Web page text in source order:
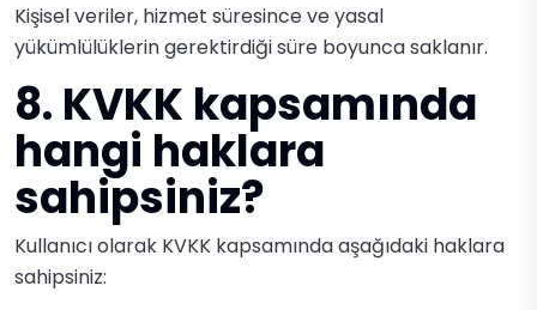
Kişisel veriler, hizmet süresince ve yasal
yükümlülüklerin gerektirdiği süre boyunca saklanır.
8. KVKK kapsamında
hangi haklara
sahipsiniz?
Kullanıcı olarak KVKK kapsamında aşağıdaki haklara
sahipsiniz: